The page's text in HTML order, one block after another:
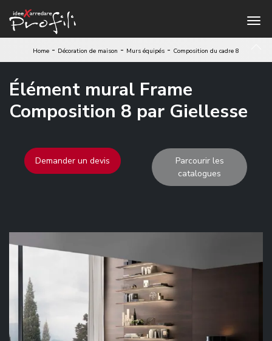
Home - Décoration de maison - Murs équipés - Composition du cadre 8
Élément mural Frame
Composition 8 par Giellesse
Demander un devis
Parcourir les
catalogues